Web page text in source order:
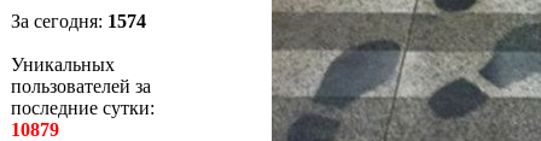
За сегодня: 1575
Уникальных
пользователей за
последние сутки:
10879